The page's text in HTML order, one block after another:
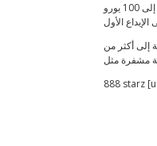
يتوفر لقسم الرياضة عرض بنسبة 100% يصل إلى 100 يورو
إلى أكثر من
888 starz